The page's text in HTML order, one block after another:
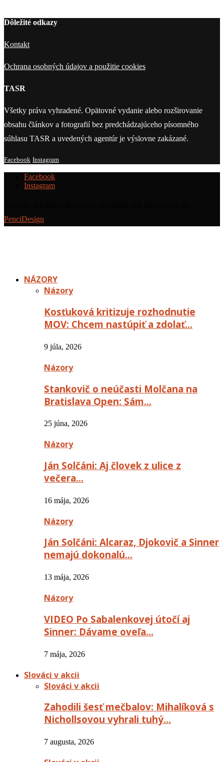
Dôležité odkazy
Kontakt
Ochrana osobných údajov a použitie cookies
TASR
Všetky práva vyhradené. Opätovné vydanie alebo rozširovanie
obsahu článkov a fotografií bez predchádzajúceho písomného
súhlasu TASR a uvedených agentúr je výslovne zakázané.
Facebook Instagram
Facebook
Instagram
PenciDesign
NÁZORY
Názory
Kosťuková kritizuje rozhodnutie
MOV: Chcem nastúpiť a zdolať…
9 júla, 2026
Názory
Stankovič o neúčasti Molčana na
Bratislava Open: Sám…
25 júna, 2026
Názory
Ján Solčáni: Aj človek z ulice z
večera…
16 mája, 2026
Názory
Ján Solčáni: Alcaraz, Djokovič a Sinner
nemajú dokonalú…
13 mája, 2026
Názory
VIDEO Po Sabalenkovej útočí aj
Sinner: Dávame oveľa…
7 mája, 2026
Slováci v akcii
Slováci v akcii
Zahodili šesť mečbalov: Mihalíková s
Nichollsovou vyhrali tuhý…
7 augusta, 2026